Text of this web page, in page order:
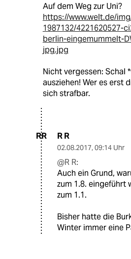
Auf dem Weg zur Uni?
https://www.welt.de/
1987132/4221620527-
berlin-eingemummelt-
jpg.jpg
Nicht vergessen: Schal
ausziehen! Wer es erst
sich strafbar.
RR R R
02.08.2017, 09:14 Uhr
@R R:
Auch ein Grund,
zum 1.8. eingeführt
zum 1.1.
Bisher hatte die
Winter immer eine